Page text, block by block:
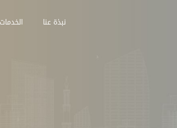
نبذة عنا